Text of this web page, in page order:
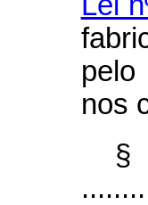
pelo
nos